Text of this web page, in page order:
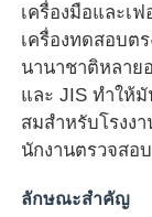
ผลิตภัณฑ์
เกี่ยวกับเรา
ทัวร์โรงงาน
เครื่องมือและเฟ
เครื่องทดสอบต
นานาชาติหลาย
และ JIS ทําให้
สมสําหรับโรงง
นักงานตรวจสอ
ลักษณะสําคัญ